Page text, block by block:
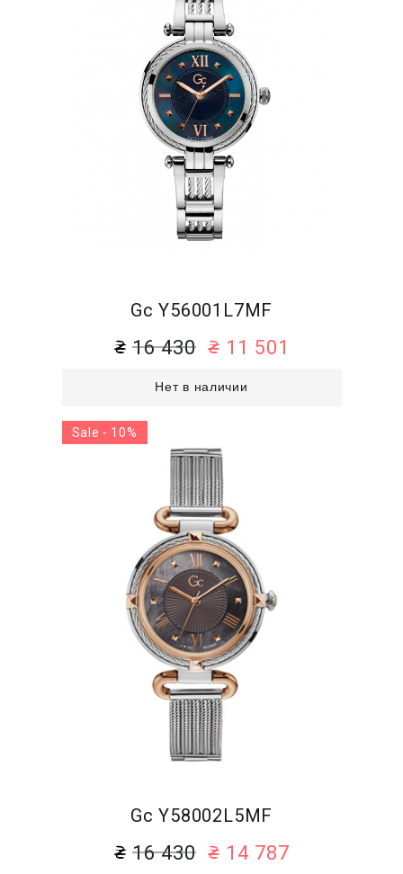
Gc Y56001L7MF
16 430 11 501
Нет в наличии
Gc Y58002L5MF
16 430 14 787
Sale - 10%